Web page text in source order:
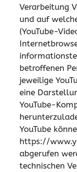
Verarbeitung
und auf
(YouTube-
betroffenen
jeweilige
eine
YouTube-
YouTube
https://
abgerufen
technischen